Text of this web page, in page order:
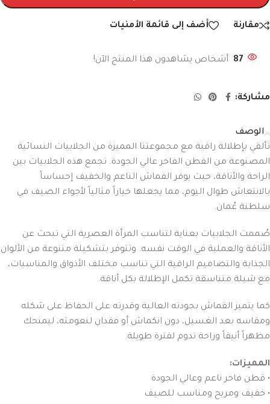
مقارنة أضف إلى قائمة الأمنيات
87 أشخاص يشاهدون هذا المنتج الآن!
مشاركة:
الوصف
تألقي بإطلالة راقية مع مجموعتنا المميزة من الجلابيات النسائية
المصنوعة من القطن الفاخر عالي الجودة. تجمع هذه الجلابيات بين
الراحة والأناقة، حيث يوفر القماش الناعم والخفيف إحساساً
بالانتعاش طوال اليوم، مما يجعلها خياراً مثالياً لأجواء الصيف في
سلطنة عُمان.
صُممت الجلابيات بعناية لتناسب المرأة العصرية التي تبحث عن
الأناقة والعملية في الوقت نفسه. وتتوفر بتشكيلة متنوعة من الألوان
الجذابة والتصاميم الراقية التي تناسب مختلف الأذواق والمناسبات،
مع شيلة متناسقة تكمل الإطلالة بكل أناقة.
كما يتميز القماش بجودته العالية وقدرته على الحفاظ على شكله
ومقاسه بعد الغسيل، دون انكماش أو فقدان لنعومته، ليمنحك
مظهراً أنيقاً وراحة تدوم لفترة طويلة.
المميزات:
• قطن فاخر ناعم وعالي الجودة
• خفيف ومريح ومناسب للصيف